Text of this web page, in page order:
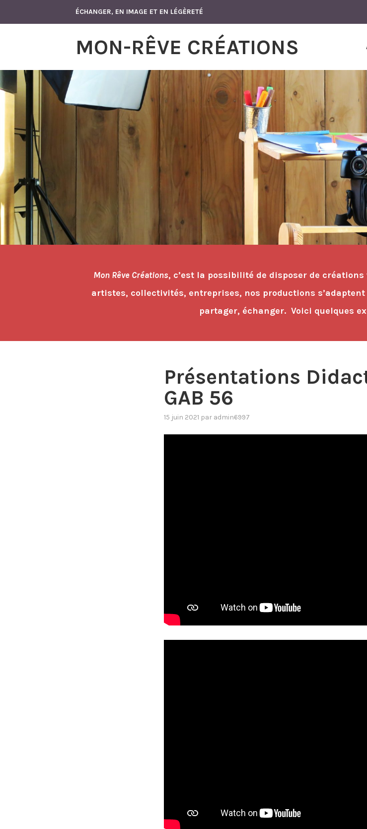
ÉCHANGER, EN IMAGE ET EN LÉGÈRETÉ
MON-RÊVE CRÉATIONS
Mon Rêve Créations, c’est la possibilité de disposer de
artistes, collectivités, entreprises, nos productions
partager, échanger. Voici quelques
Présentations
GAB 56
15 juin 2021 par admin6997